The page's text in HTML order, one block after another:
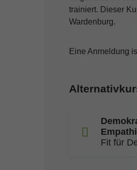
trainiert. Dieser
Wardenburg.
Eine Anmeldung
Fit für